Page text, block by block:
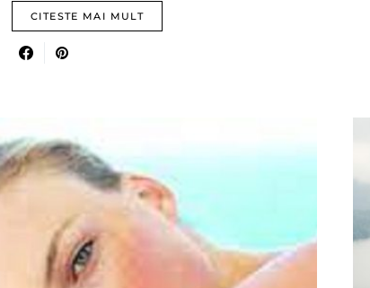
CITESTE MAI MULT